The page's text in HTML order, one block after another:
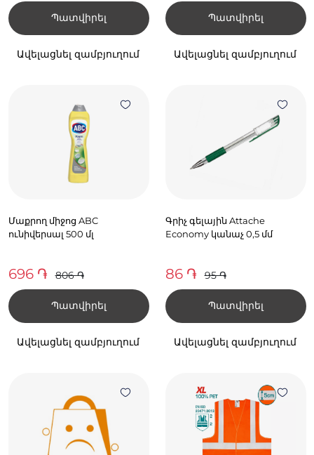
Պատվիրել
Ավելացնել զամբյուղում
Պատվիրել
Ավելացնել զամբյուղում
Մաքրող միջոց ABC
ունիվերսալ 500 մլ
696 ֏ 806 ֏
Պատվիրել
Ավելացնել զամբյուղում
Գրիչ գելային Attache
Economy կանաչ 0,5 մմ
86 ֏ 95 ֏
Պատվիրել
Ավելացնել զամբյուղում